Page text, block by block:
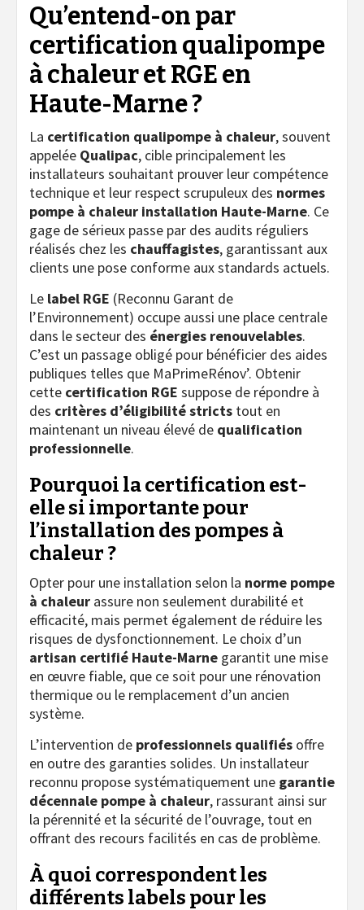
Qu’entend-on par
certification qualipompe
à chaleur et RGE en
Haute-Marne ?
La certification qualipompe à chaleur, souvent
appelée Qualipac, cible principalement les
installateurs souhaitant prouver leur compétence
technique et leur respect scrupuleux des normes
pompe à chaleur installation Haute-Marne. Ce
gage de sérieux passe par des audits réguliers
réalisés chez les chauffagistes, garantissant aux
clients une pose conforme aux standards actuels.
Le label RGE (Reconnu Garant de
l’Environnement) occupe aussi une place centrale
dans le secteur des énergies renouvelables.
C’est un passage obligé pour bénéficier des aides
publiques telles que MaPrimeRénov’. Obtenir
cette certification RGE suppose de répondre à
des critères d’éligibilité stricts tout en
maintenant un niveau élevé de qualification
professionnelle.
Pourquoi la certification est-
elle si importante pour
l’installation des pompes à
chaleur ?
Opter pour une installation selon la norme pompe
à chaleur assure non seulement durabilité et
efficacité, mais permet également de réduire les
risques de dysfonctionnement. Le choix d’un
artisan certifié Haute-Marne garantit une mise
en œuvre fiable, que ce soit pour une rénovation
thermique ou le remplacement d’un ancien
système.
L’intervention de professionnels qualifiés offre
en outre des garanties solides. Un installateur
reconnu propose systématiquement une garantie
décennale pompe à chaleur, rassurant ainsi sur
la pérennité et la sécurité de l’ouvrage, tout en
offrant des recours facilités en cas de problème.
À quoi correspondent les
différents labels pour les